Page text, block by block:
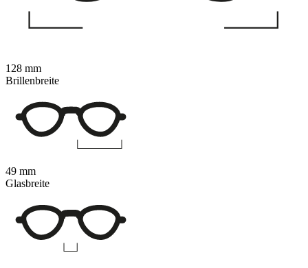
128 mm
Brillenbreite
49 mm
Glasbreite